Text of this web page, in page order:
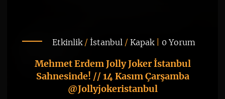
Etkinlik/ İstanbul / Kapak| 0 Yorum
Mehmet Erdem Jolly Joker İstanbul
Sahnesinde! // 14 Kasım Çarşamba
@Jollyjokeristanbul